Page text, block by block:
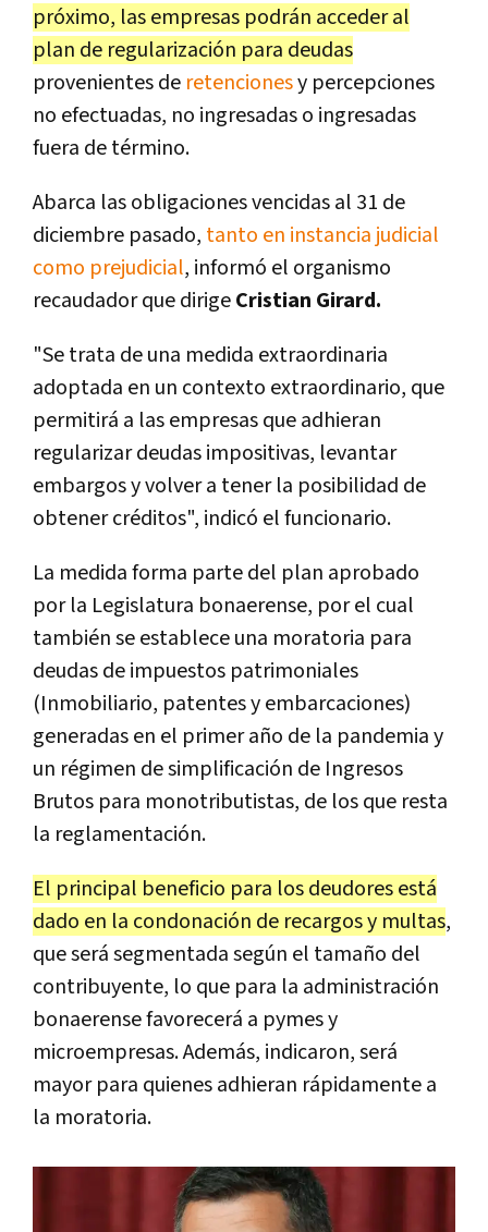
próximo, las empresas podrán acceder al
plan de regularización para deudas
provenientes de retencionesy percepciones
no efectuadas, no ingresadas o ingresadas
fuera de término.
Abarca las obligaciones vencidas al 31 de
diciembre pasado, tanto en instancia judicial
como prejudicial, informó el organismo
recaudador que dirigeCristian Girard.
"Se trata de una medida extraordinaria
adoptada en un contexto extraordinario, que
permitirá a las empresas que adhieran
regularizar deudas impositivas, levantar
embargos y volver a tener la posibilidad de
obtener créditos", indicó el funcionario.
La medida forma parte del plan aprobado
por la Legislatura bonaerense, por el cual
también se establece una moratoria para
deudas de impuestos patrimoniales
(Inmobiliario, patentes y embarcaciones)
generadas en el primer año de la pandemia y
un régimen de simplificación de Ingresos
Brutos para monotributistas, de los que resta
la reglamentación.
El principal beneficio para los deudores está
dado en la condonación de recargos y multas,
que será segmentada según el tamaño del
contribuyente, lo que para la administración
bonaerense favorecerá a pymes y
microempresas. Además, indicaron, será
mayor para quienes adhieran rápidamente a
la moratoria.